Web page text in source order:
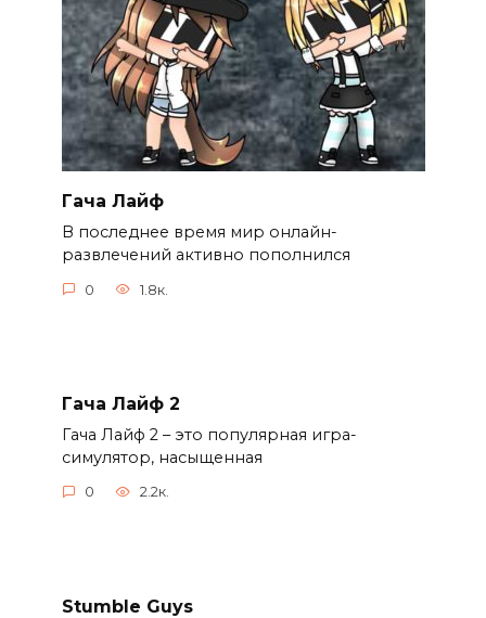
Гача Лайф
В последнее время мир онлайн-
развлечений активно пополнился
0 1.8к.
Гача Лайф 2
Гача Лайф 2 – это популярная игра-
симулятор, насыщенная
0 2.2к.
Stumble Guys